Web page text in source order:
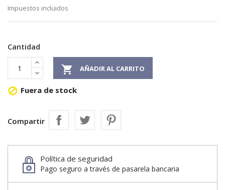
Impuestos incluidos
Cantidad
 AÑADIR AL CARRITO
 Fuera de stock
Compartir
Política de seguridad
Pago seguro a través de pasarela bancaria